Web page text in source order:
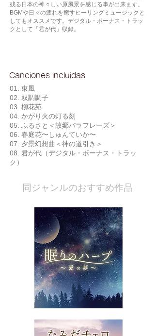
残る日本の神々しい原風景を感じる事が出来ます。
BGMや日々の疲れを癒すヒーリングミュージックと
してもオススメです。デジタル・ボーナス・トラッ
クとして「君が代」収録。
Canciones incluidas
01. 東風
02. 双調調子
03. 柳花苑
04. かがり火の灯る刻
05. ふるさと＜故郷バラフレーズ＞
06. 春庭花〜しゅんていか〜
07. 夕景幻想曲＜神の道引き＞
08. 君が代（デジタル・ボーナス・トラッ
ク）
​同ジャンルのおすすめ作品